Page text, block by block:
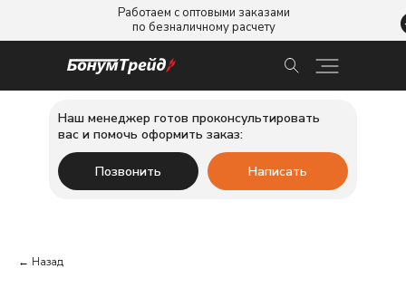
Работаем с оптовыми заказами
по безналичному расчету
Позвонить
Наш менеджер готов проконсультировать
вас и помочь оформить заказ:
Написать
← Назад